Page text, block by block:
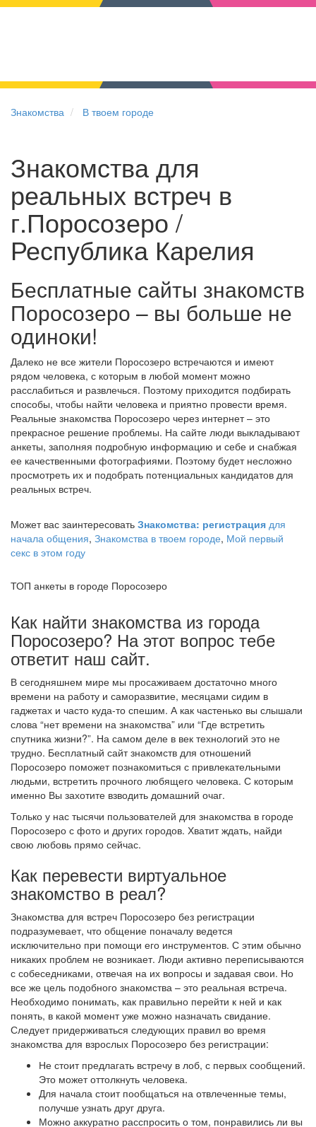
Знакомства В твоем городе
Знакомства для
реальных встреч в
г.Поросозеро /
Республика Карелия
Бесплатные сайты знакомств
Поросозеро – вы больше не
одиноки!
Далеко не все жители Поросозеро встречаются и имеют
рядом человека, с которым в любой момент можно
расслабиться и развлечься. Поэтому приходится подбирать
способы, чтобы найти человека и приятно провести время.
Реальные знакомства Поросозеро через интернет – это
прекрасное решение проблемы. На сайте люди выкладывают
анкеты, заполняя подробную информацию и себе и снабжая
ее качественными фотографиями. Поэтому будет несложно
просмотреть их и подобрать потенциальных кандидатов для
реальных встреч.
Может вас заинтересовать Знакомства: регистрация для
начала общения, Знакомства в твоем городе, Мой первый
секс в этом году
ТОП анкеты в городе Поросозеро
Как найти знакомства из города
Поросозеро? На этот вопрос тебе
ответит наш сайт.
В сегодняшнем мире мы просаживаем достаточно много
времени на работу и саморазвитие, месяцами сидим в
гаджетах и часто куда-то спешим. А как частенько вы слышали
слова “нет времени на знакомства” или “Где встретить
спутника жизни?”. На самом деле в век технологий это не
трудно. Бесплатный сайт знакомств для отношений
Поросозеро поможет познакомиться с привлекательными
людьми, встретить прочного любящего человека. С которым
именно Вы захотите взводить домашний очаг.
Только у нас тысячи пользователей для знакомства в городе
Поросозеро с фото и других городов. Хватит ждать, найди
свою любовь прямо сейчас.
Как перевести виртуальное
знакомство в реал?
Знакомства для встреч Поросозеро без регистрации
подразумевает, что общение поначалу ведется
исключительно при помощи его инструментов. С этим обычно
никаких проблем не возникает. Люди активно переписываются
с собеседниками, отвечая на их вопросы и задавая свои. Но
все же цель подобного знакомства – это реальная встреча.
Необходимо понимать, как правильно перейти к ней и как
понять, в какой момент уже можно назначать свидание.
Следует придерживаться следующих правил во время
знакомства для взрослых Поросозеро без регистрации:
Не стоит предлагать встречу в лоб, с первых сообщений.
Это может оттолкнуть человека.
Для начала стоит пообщаться на отвлеченные темы,
получше узнать друг друга.
Можно аккуратно расспросить о том, понравились ли вы